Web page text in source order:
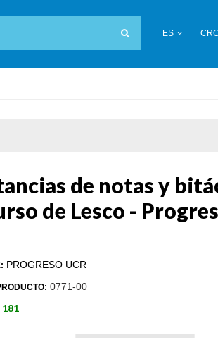
CRC
ES
de notas y
de Lesco -
PROGRESO UCR
0771-00
181